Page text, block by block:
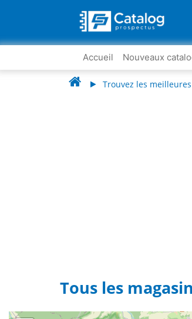
Accueil Nouveaux
Trouvez les
Tous les